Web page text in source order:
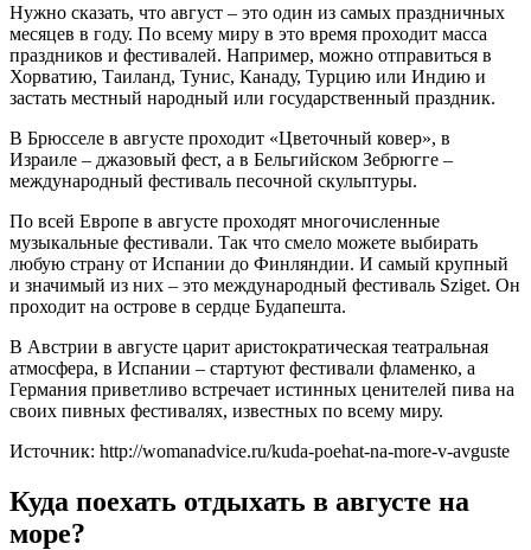
Нужно сказать, что август – это один из самых праздничных
месяцев в году. По всему миру в это время проходит масса
праздников и фестивалей. Например, можно отправиться в
Хорватию, Таиланд, Тунис, Канаду, Турцию или Индию и
застать местный народный или государственный праздник.
В Брюсселе в августе проходит «Цветочный ковер», в
Израиле – джазовый фест, а в Бельгийском Зебрюгге –
международный фестиваль песочной скульптуры.
По всей Европе в августе проходят многочисленные
музыкальные фестивали. Так что смело можете выбирать
любую страну от Испании до Финляндии. И самый крупный
и значимый из них – это международный фестиваль Sziget. Он
проходит на острове в сердце Будапешта.
В Австрии в августе царит аристократическая театральная
атмосфера, в Испании – стартуют фестивали фламенко, а
Германия приветливо встречает истинных ценителей пива на
своих пивных фестивалях, известных по всему миру.
Источник: http://womanadvice.ru/kuda-poehat-na-more-v-avguste
Куда поехать отдыхать в августе на
море?